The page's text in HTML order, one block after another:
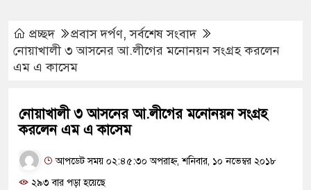
প্রচ্ছদ প্রবাস দর্পণ,সর্বশেষ সংবাদ
নোয়াখালী ৩ আসনের আ.লীগের মনোনয়ন সংগ্রহ করলেন
এম এ কাসেম
নোয়াখালী ৩ আসনের আ.লীগের মনোনয়ন সংগ্রহ
করলেন এম এ কাসেম
আপডেট সময় ০২:৪৫:৩০ অপরাহ্ন, শনিবার, ১০ নভেম্বর ২০১৮
২৯৩ বার পড়া হয়েছে